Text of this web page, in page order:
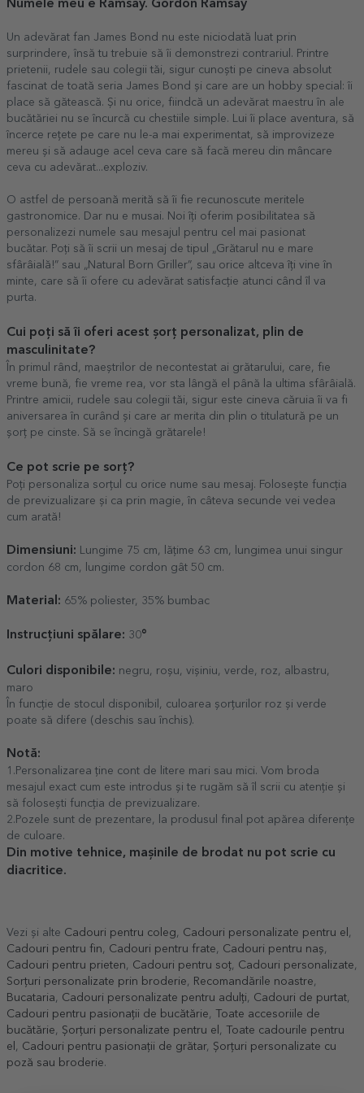
Numele meu e Ramsay. Gordon Ramsay
Un adevărat fan James Bond nu este niciodată luat prin
surprindere, însă tu trebuie să îi demonstrezi contrariul. Printre
prietenii, rudele sau colegii tăi, sigur cunoști pe cineva absolut
fascinat de toată seria James Bond și care are un hobby special: îi
place să gătească. Și nu orice, fiindcă un adevărat maestru în ale
bucătăriei nu se încurcă cu chestiile simple. Lui îi place aventura, să
încerce rețete pe care nu le-a mai experimentat, să improvizeze
mereu și să adauge acel ceva care să facă mereu din mâncare
ceva cu adevărat...exploziv.
O astfel de persoană merită să îi fie recunoscute meritele
gastronomice. Dar nu e musai. Noi îți oferim posibilitatea să
personalizezi numele sau mesajul pentru cel mai pasionat
bucătar. Poți să îi scrii un mesaj de tipul „Grătarul nu e mare
sfârâială!” sau „Natural Born Griller”, sau orice altceva îți vine în
minte, care să îi ofere cu adevărat satisfacție atunci când îl va
purta.
Cui poți să îi oferi acest șorț personalizat, plin de
masculinitate?
În primul rând, maeștrilor de necontestat ai grătarului, care, fie
vreme bună, fie vreme rea, vor sta lângă el până la ultima sfârâială.
Printre amicii, rudele sau colegii tăi, sigur este cineva căruia îi va fi
aniversarea în curând și care ar merita din plin o titulatură pe un
șorț pe cinste. Să se încingă grătarele!
Ce pot scrie pe sorț?
Poți personaliza sorțul cu orice nume sau mesaj. Folosește funcția
de previzualizare și ca prin magie, în câteva secunde vei vedea
cum arată!
Dimensiuni:
Lungime 75 cm, lățime 63 cm, lungimea unui singur
cordon 68 cm, lungime cordon gât 50 cm.
Material: 65% poliester, 35% bumbac
Instrucțiuni spălare: 30°
Culori disponibile: negru, roșu, vișiniu, verde, roz, albastru,
maro
În funcție de stocul disponibil, culoarea șorțurilor roz și verde
poate să difere (deschis sau închis).
Notă:
1.Personalizarea ține cont de litere mari sau mici. Vom broda
mesajul exact cum este introdus și te rugăm să îl scrii cu atenție și
să folosești funcția de previzualizare.
2.Pozele sunt de prezentare, la produsul final pot apărea diferențe
de culoare.
Din motive tehnice, mașinile de brodat nu pot scrie cu
diacritice.
Vezi și alte Cadouri pentru coleg Cadouri personalizate pentru el
Cadouri pentru fin
Cadouri pentru frate Cadouri pentru naș
Cadouri pentru prieten
Cadouri pentru soț Cadouri personalizate
Sorțuri personalizate prin broderie
Recomandările noastre
Bucataria
Cadouri personalizate pentru adulți Cadouri de purtat
Cadouri pentru pasionații de bucătărie
Toate accesoriile de
bucătărie
Șorțuri personalizate pentru el
Toate cadourile pentru
el
Cadouri pentru pasionații de grătar, Șorțuri personalizate cu
poză sau broderie.